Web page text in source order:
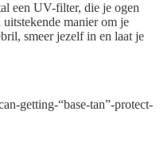
een UV-filter, die je ogen
manier om je
smeer jezelf in en laat je
getting-“base-tan”-protect-